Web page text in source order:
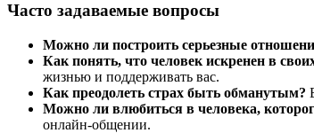
Часто задаваемые вопросы
Можно ли построить серьезные
Как понять, что человек искренен в
жизнью и поддерживать вас.
Как преодолеть страх быть обманутым?
Можно ли влюбиться в человека,
онлайн-общении.